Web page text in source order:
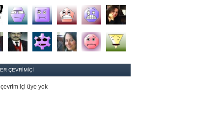
ÇEVRIMIÇI
içi üye yok